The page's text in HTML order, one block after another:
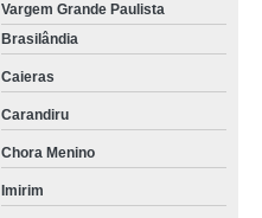
Vargem Grande Paulista
Brasilândia
Caieras
Carandiru
Chora Menino
Imirim